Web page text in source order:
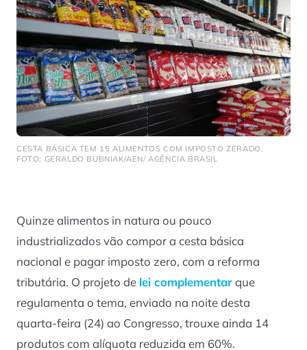
CESTA BÁSICA TEM 15 ALIMENTOS COM IMPOSTO ZERADO.
FOTO: GERALDO BUBNIAK/AEN/ AGÊNCIA BRASIL
Quinze alimentos in natura ou pouco
industrializados vão compor a cesta básica
nacional e pagar imposto zero, com a reforma
tributária. O projeto de lei complementarque
regulamenta o tema, enviado na noite desta
quarta-feira (24) ao Congresso, trouxe ainda 14
produtos com alíquota reduzida em 60%.